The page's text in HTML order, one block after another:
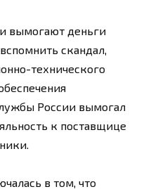
вымогают деньги
скандал,
технического
России вымогал
к поставщице
в том, что